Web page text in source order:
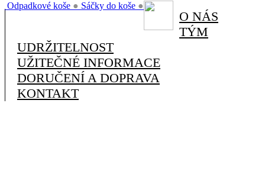
Odpadkové koše ● Sáčky do koše ●
O NÁS
TÝM
UDRŽITELNOST
UŽITEČNÉ INFORMACE
DORUČENÍ A DOPRAVA
KONTAKT